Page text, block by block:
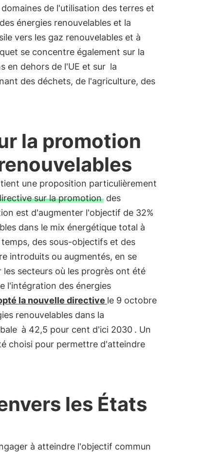
de l'utilisation des terres et
énergies renouvelables et la
vers les gaz renouvelables et à
se concentre également sur la
en dehors de l'UE et sur la
des déchets, de l'agriculture, des
la promotion
une proposition particulièrement
sur la promotiondes
est d'augmenter l'objectif de 32%
dans le mix énergétique total à
temps, des sous-objectifs et des
introduits ou augmentés, en se
secteurs où les progrès ont été
l'intégration des énergies
la nouvelle directive le 9 octobre
renouvelables dans la
à 42,5 pour cent d'ici 2030 . Un
choisi pour permettre d'atteindre
les États
à atteindre l'objectif commun